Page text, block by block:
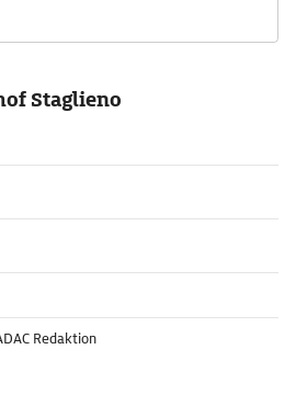
Staglieno
Redaktion